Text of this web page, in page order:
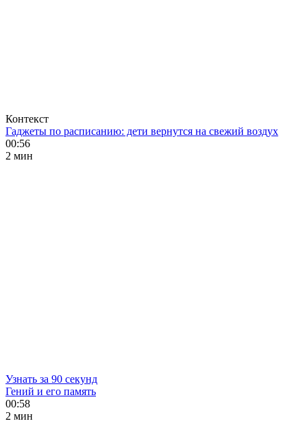
Контекст
Гаджеты по расписанию: дети вернутся на свежий воздух
00:56
2 мин
Узнать за 90 секунд
Гений и его память
00:58
2 мин